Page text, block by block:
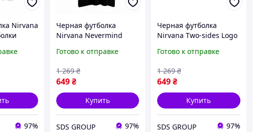
Nirvana
97%
Черная футболка
Nirvana Nevermind
Кобейн
Готово к отправке
649₴
1 269 ₴
Купить
SDS GROUP 97%
Черная футболка
Nirvana Two-sides Logo
Кобейн унисекс
Готово к отправке
649₴
1 269 ₴
Купить
SDS GROUP 97%